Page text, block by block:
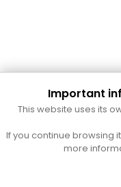
C. de Sant
Horari d'obertura:
al
Important
This website uses its
If you continue browsing
more